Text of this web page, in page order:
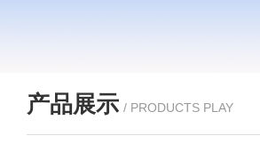
产品展示 / PRODUCTS PLAY